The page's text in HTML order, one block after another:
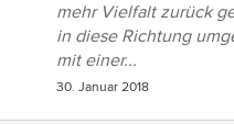
mehr Vielfalt zurück
in diese Richtung
mit einer...
30. Januar 2018